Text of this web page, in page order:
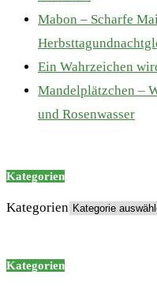
Mabon – Scharfe
Ein Wahrzeichen
Mandelplätzchen –
und Rosenwasser
Kategorien
Kategorien
Kategorien